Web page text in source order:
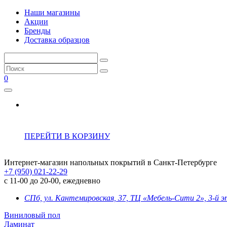
Наши магазины
Акции
Бренды
Доставка образцов
0
ПЕРЕЙТИ В КОРЗИНУ
Интернет-магазин напольных покрытий в Санкт-Петербурге
+7 (950) 021-22-29
с 11-00 до 20-00, ежедневно
СПб, ул. Кантемировская, 37, ТЦ «Мебель-Сити 2», 3-й
Виниловый пол
Ламинат